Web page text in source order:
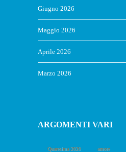
Giugno 2026
Maggio 2026
Aprile 2026
Marzo 2026
ARGOMENTI VARI
Quaresima 2020 amore